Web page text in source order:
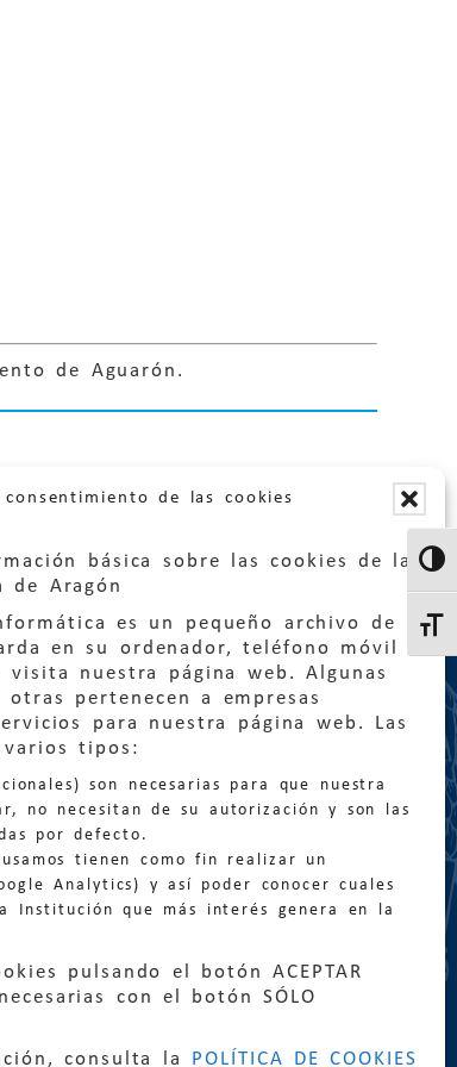
de las cookies
básica sobre las cookies de la
de Aragón
es un pequeño archivo de
en su ordenador, teléfono móvil
nuestra página web. Algunas
pertenecen a empresas
para nuestra página web. Las
varios tipos:
son necesarias para que nuestra
no necesitan de su autorización y son las
por defecto.
tienen como fin realizar un
Analytics) y así poder conocer cuales
Institución que más interés genera en la
pulsando el botón ACEPTAR
con el botón SÓLO
consulta la
POLÍTICA DE COOKIES
de Aguarón.
210 210/ 976 399 354
de accesibilidad|Perfil del